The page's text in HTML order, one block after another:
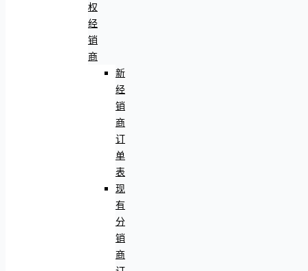
权
经
销
商
新
经
销
商
订
单
表
现
有
分
销
商